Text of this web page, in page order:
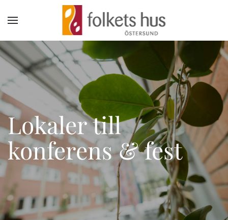
Skip to main content
Lokaler till
konferens & fest